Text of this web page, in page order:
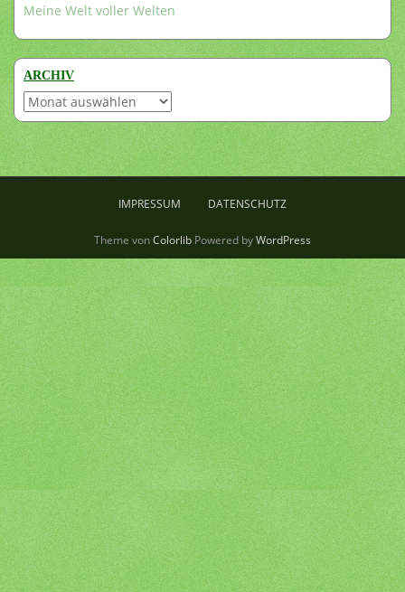
Meine Welt voller Welten
ARCHIV
Archiv
IMPRESSUM DATENSCHUTZ
Theme vonColorlib Powered byWordPress